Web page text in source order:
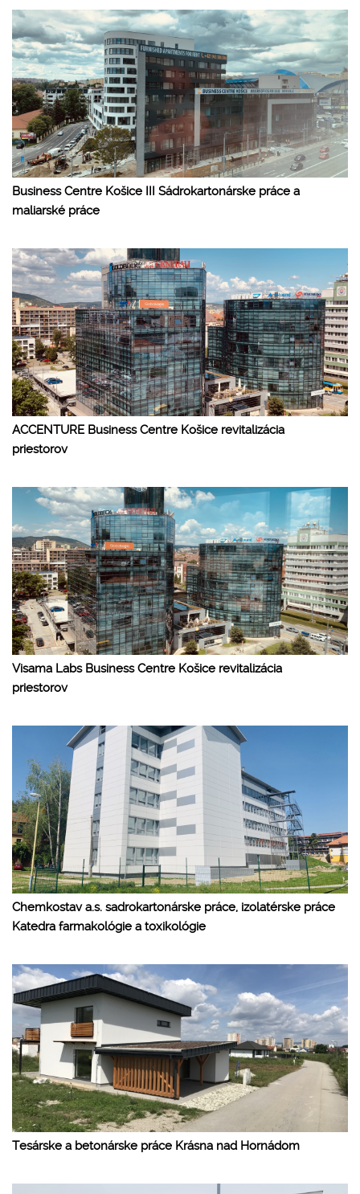
Business Centre Košice III Sádrokartonárske práce a
maliarské práce
ACCENTURE Business Centre Košice revitalizácia
priestorov
Visama Labs Business Centre Košice revitalizácia
priestorov
Chemkostav a.s. sadrokartonárske práce, izolatérske práce
Katedra farmakológie a toxikológie
Tesárske a betonárske práce Krásna nad Hornádom